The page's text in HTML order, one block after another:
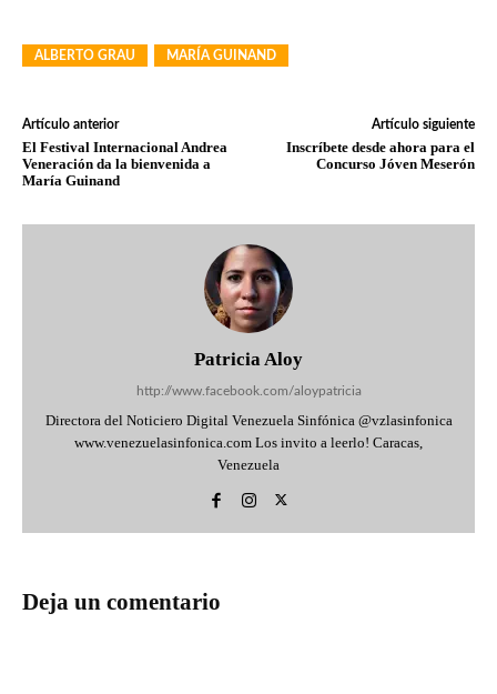
ALBERTO GRAU MARÍA GUINAND
Artículo anterior
El Festival Internacional Andrea
Veneración da la bienvenida a
María Guinand
Artículo siguiente
Inscríbete desde ahora para el
Concurso Jóven Meserón
Patricia Aloy
http://www.facebook.com/aloypatricia
Directora del Noticiero Digital Venezuela Sinfónica @vzlasinfonica
www.venezuelasinfonica.com Los invito a leerlo! Caracas,
Venezuela
Deja un comentario